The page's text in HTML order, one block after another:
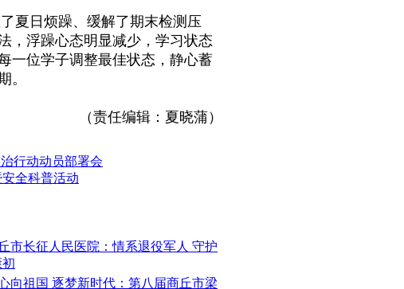
日烦躁、缓解了期末检测压
，浮躁心态明显减少，学习状态
一位学子调整最佳状态，静心蓄
。
（责任编辑：夏晓蒲）
行动动员部署会
全科普活动
市长征人民医院：情系退役军人 守护
向祖国 逐梦新时代：第八届商丘市梁